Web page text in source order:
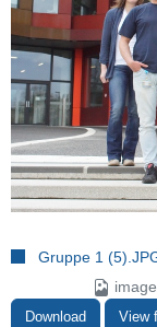
Gruppe 1
Download View